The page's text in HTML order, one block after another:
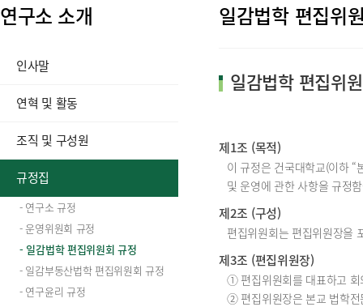
연구소 소개
인사말
연혁 및 활동
조직 및 구성원
규정집
- 연구소 규정
- 운영위원회 규정
- 일감법학 편집위원회 규정
- 일감부동산법학 편집위원회 규정
- 연구윤리 규정
일감법학 편집위
일감법학 편집위
제1조 (목적)
이 규정은 건국대학교(이하 “
및 운영에 관한 사항을 규정
제2조 (구성)
편집위원회는 편집위원장을
제3조 (편집위원장)
① 편집위원회를 대표하고 회
② 편집위원장은 본교 법학전